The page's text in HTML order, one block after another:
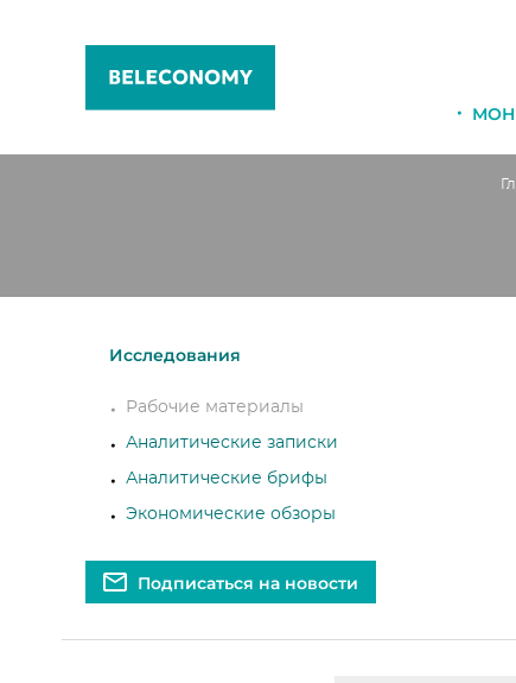
Исследования
Рабочие материалы
Аналитические записки
Аналитические брифы
Экономические обзоры
Подписаться на новости